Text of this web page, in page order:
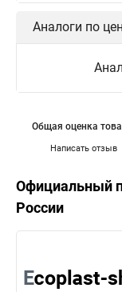
Аналоги по
Написать отзыв
Общая оценка
Официальный
России